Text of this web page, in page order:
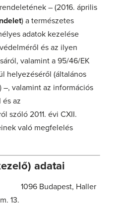
– (2016. április
) a természetes
adatok kezelése
és az ilyen
valamint a 95/46/EK
helyezéséről (általános
valamint az információs
az
szóló 2011. évi CXII.
való megfelelés
adatai
Budapest, Haller
13.